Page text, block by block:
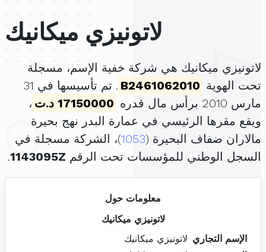
لاتونيزي ميكانيك
لاتونيزي ميكانيك هي شركة خفية الإسم، مسجلة
تحت الهوية B2461062010
. تم تأسيسها في 31
مارس 2010 برأس مال قدره
17150000 د.ت
،
ويقع مقرها الرئيسي في عمارة البدر نهج بحيرة
مالاران ضفاف البحيرة (1053)، الشركة مسجلة في
السجل الوطني للمؤسسات تحت الرقم 1143095Z
.
معلومات حول
لاتونيزي ميكانيك
الإسم التجاري لاتونيزي ميكانيك